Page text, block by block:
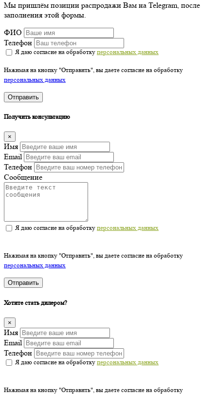
Мы пришлём позиции распродажи Вам на Telegram, после
заполнения этой формы.
ФИО
Телефон
Я даю согласие на обработку персональных данных
Нажимая на кнопку "Отправить", вы даете согласие на обработку
персональных данных
Отправить
Получить консультацию
×
Имя
Email
Телефон
Сообщение
Я даю согласие на обработку персональных данных
Нажимая на кнопку "Отправить", вы даете согласие на обработку
персональных данных
Отправить
Хотите стать дилером?
×
Имя
Email
Телефон
Я даю согласие на обработку персональных данных
Нажимая на кнопку "Отправить", вы даете согласие на обработку